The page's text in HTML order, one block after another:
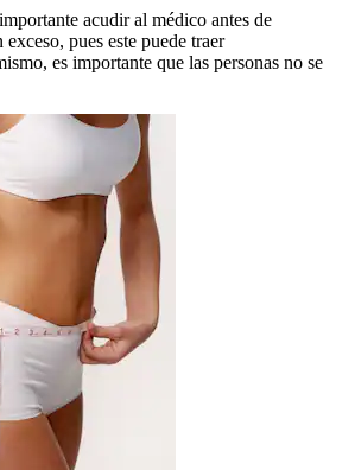
acudir al médico antes de
pues este puede traer
es importante que las personas no se